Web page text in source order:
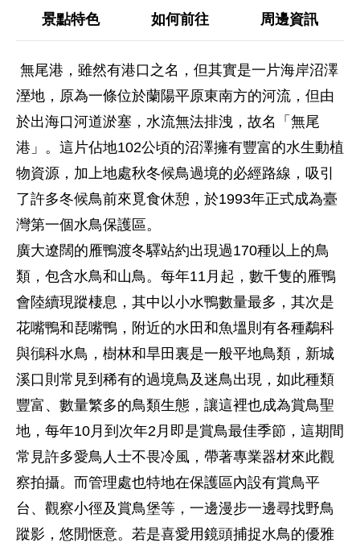
景點特色 如何前往 周邊資訊
無尾港，雖然有港口之名，但其實是一片海岸沼澤
溼地，原為一條位於蘭陽平原東南方的河流，但由
於出海口河道淤塞，水流無法排洩，故名「無尾
港」。這片佔地102公頃的沼澤擁有豐富的水生動植
物資源，加上地處秋冬候鳥過境的必經路線，吸引
了許多冬候鳥前來覓食休憩，於1993年正式成為臺
灣第一個水鳥保護區。
廣大遼闊的雁鴨渡冬驛站約出現過170種以上的鳥
類，包含水鳥和山鳥。每年11月起，數千隻的雁鴨
會陸續現蹤棲息，其中以小水鴨數量最多，其次是
花嘴鴨和琵嘴鴨，附近的水田和魚塭則有各種鷸科
與鴴科水鳥，樹林和旱田裏是一般平地鳥類，新城
溪口則常見到稀有的過境鳥及迷鳥出現，如此種類
豐富、數量繁多的鳥類生態，讓這裡也成為賞鳥聖
地，每年10月到次年2月即是賞鳥最佳季節，這期間
常見許多愛鳥人士不畏冷風，帶著專業器材來此觀
察拍攝。而管理處也特地在保護區內設有賞鳥平
台、觀察小徑及賞鳥堡等，一邊漫步一邊尋找野鳥
蹤影，悠閒愜意。若是喜愛用鏡頭捕捉水鳥的優雅